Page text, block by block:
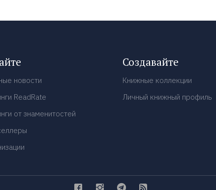
новости
ReadRate
от знаменитостей
Создавайте
Книжные коллекции
Личный книжный профиль